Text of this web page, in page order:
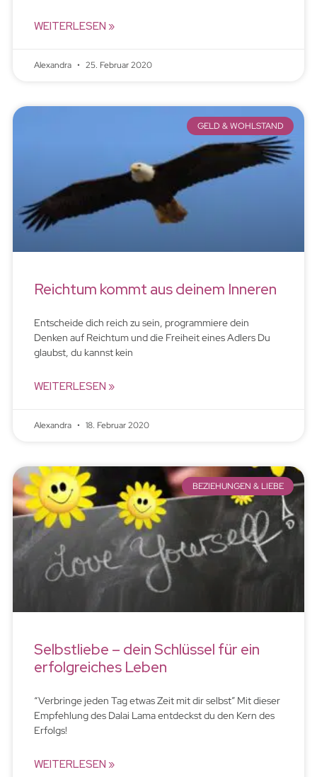
WEITERLESEN »
Alexandra 25. Februar 2020
GELD & WOHLSTAND
Reichtum kommt aus deinem Inneren
Entscheide dich reich zu sein, programmiere dein
Denken auf Reichtum und die Freiheit eines Adlers Du
glaubst, du kannst kein
WEITERLESEN »
Alexandra 18. Februar 2020
BEZIEHUNGEN & LIEBE
Selbstliebe – dein Schlüssel für ein
erfolgreiches Leben
“Verbringe jeden Tag etwas Zeit mit dir selbst” Mit dieser
Empfehlung des Dalai Lama entdeckst du den Kern des
Erfolgs!
WEITERLESEN »